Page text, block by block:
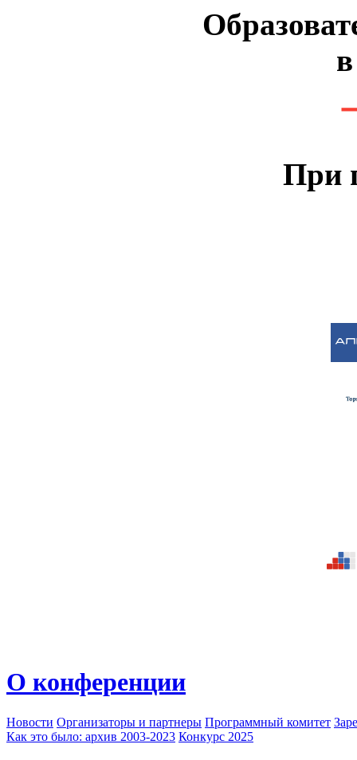
При
О конференции
Новости Организаторы и партнеры Программный комитет
Как это было: архив 2003-2023 Конкурс 2025